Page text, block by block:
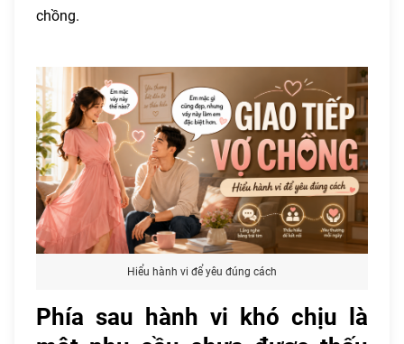
chồng.
Hiểu hành vi để yêu đúng cách
Phía sau hành vi khó chịu là